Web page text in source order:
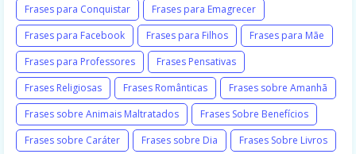
Frases para Conquistar
Frases para Emagrecer
Frases para Facebook
Frases para Filhos
Frases para Mãe
Frases para Professores
Frases Pensativas
Frases Religiosas
Frases Românticas
Frases sobre Amanhã
Frases sobre Animais Maltratados
Frases Sobre Benefícios
Frases sobre Caráter
Frases sobre Dia
Frases Sobre Livros